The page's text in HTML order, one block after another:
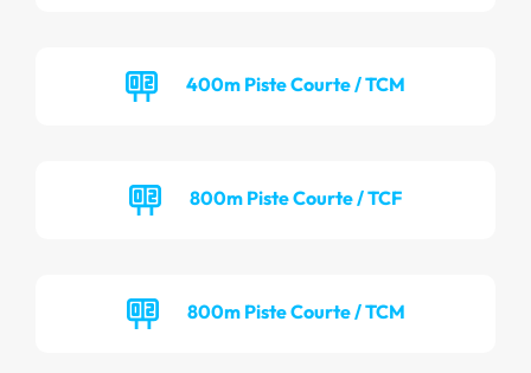
400m Piste Courte / TCM
800m Piste Courte / TCF
800m Piste Courte / TCM